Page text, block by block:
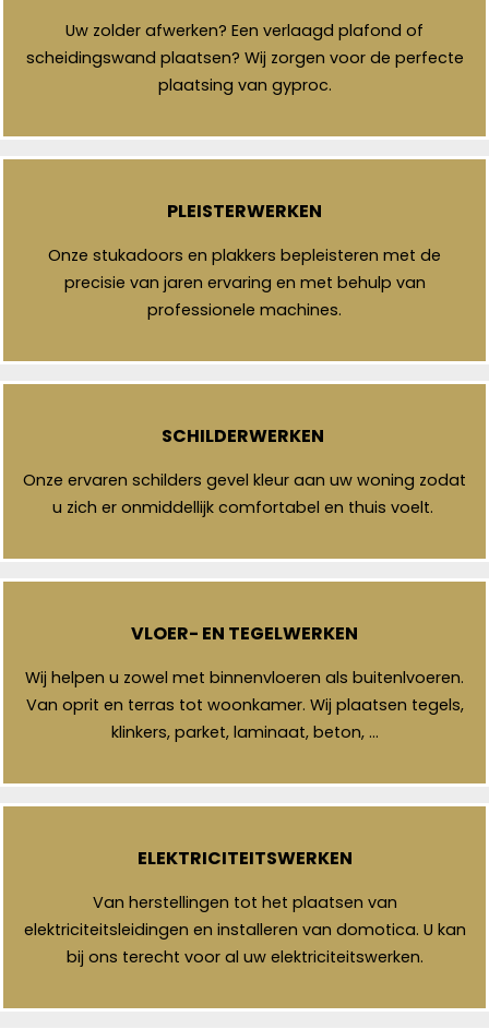
Uw zolder afwerken? Een verlaagd plafond of
scheidingswand plaatsen? Wij zorgen voor de perfecte
plaatsing van gyproc.
PLEISTERWERKEN
Onze stukadoors en plakkers bepleisteren met de
precisie van jaren ervaring en met behulp van
professionele machines.
SCHILDERWERKEN
Onze ervaren schilders gevel kleur aan uw woning zodat
u zich er onmiddellijk comfortabel en thuis voelt.
VLOER- EN TEGELWERKEN
Wij helpen u zowel met binnenvloeren als buitenlvoeren.
Van oprit en terras tot woonkamer. Wij plaatsen tegels,
klinkers, parket, laminaat, beton, …
ELEKTRICITEITSWERKEN
Van herstellingen tot het plaatsen van
elektriciteitsleidingen en installeren van domotica. U kan
bij ons terecht voor al uw elektriciteitswerken.